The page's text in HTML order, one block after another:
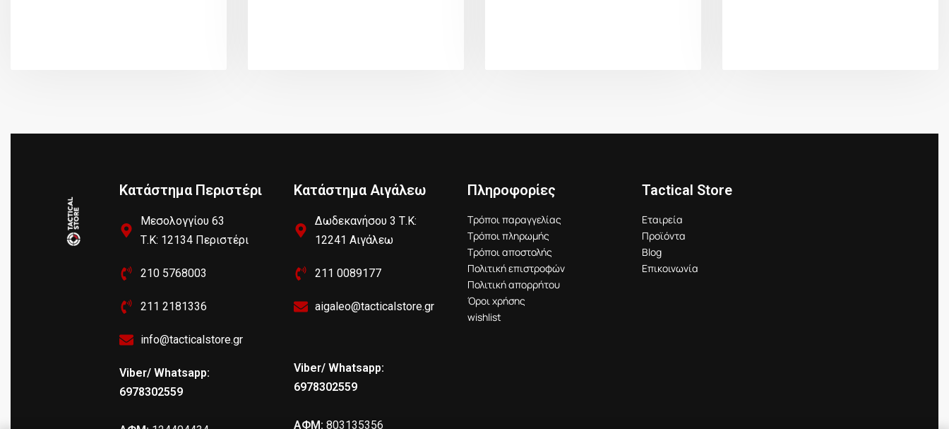
Κατάστημα Περιστέρι
Μεσολογγίου 63
Τ.Κ: 12134 Περιστέρι
210 5768003
211 2181336
info@tacticalstore.gr
Viber/ Whatsapp:
6978302559
Κατάστημα Αιγάλεω
Δωδεκανήσου 3 Τ.Κ:
12241 Αιγάλεω
211 0089177
aigaleo@tacticalstore.gr
Viber/ Whatsapp:
6978302559
ΑΦΜ: 803135356
Πληροφορίες
Τρόποι παραγγελίας
Τρόποι πληρωμής
Τρόποι αποστολής
Πολιτική επιστροφών
Πολιτική απορρήτου
Όροι χρήσης
wishlist
Tactical Store
Εταιρεία
Προϊόντα
Blog
Επικοινωνία